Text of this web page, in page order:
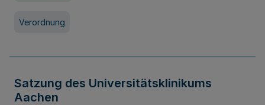
Verordnung
Satzung des Universitätsklinikums
Aachen